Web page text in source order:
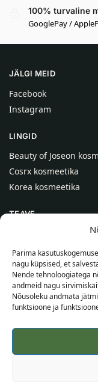
Parima
nagu küpsised, et
Nende tehnoloogiatega
andmeid nagu
Nõusoleku andmata
funktsioone ja
100% turvaline
GooglePay /
JÄLGI MEID
Facebook
Instagram
LINGID
Beauty of Joseon
Cosrx kosmeetika
Korea kosmeetika
TEAVE
Kontaktid
Abi
TEAVE OSTJALE
Tarnetingimused
Tingimused
Veebikaart